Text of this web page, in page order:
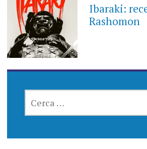
Ibaraki:
Rashomon
PER: